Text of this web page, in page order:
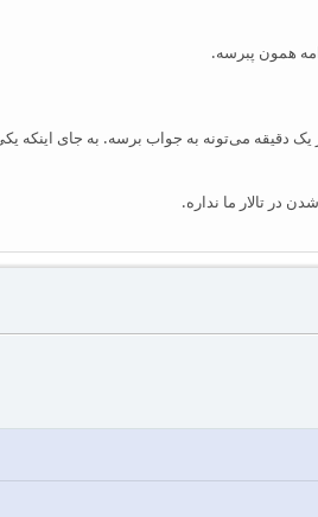
همون پبرسه.
یک دقیقه می‌تونه به جواب برسه. به جای اینکه
در تالار ما نداره.